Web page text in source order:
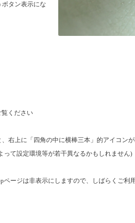
ボタン表示にな
覧ください
右上に「四角の中に横棒三本」的アイコンが
って設定環境等が若干異なるかもしれません)
ージは非表示にしますので、 しばらくご利